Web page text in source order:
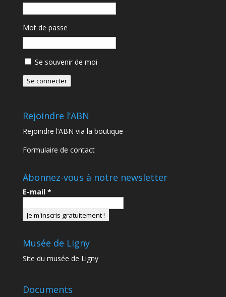
Mot de passe
Se souvenir de moi
Se connecter
Rejoindre l’ABN
Rejoindre l’ABN via la boutique
Formulaire de contact
Abonnez-vous à notre newsletter
E-mail *
Musée de Ligny
Site du musée de Ligny
Documents